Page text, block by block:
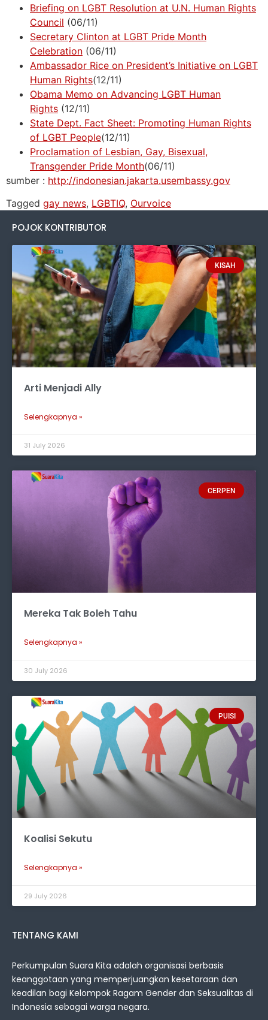
Briefing on LGBT Resolution at U.N. Human Rights
Council (06/11)
Secretary Clinton at LGBT Pride Month
Celebration (06/11)
Ambassador Rice on President’s Initiative on LGBT
Human Rights(12/11)
Obama Memo on Advancing LGBT Human
Rights (12/11)
State Dept. Fact Sheet: Promoting Human Rights
of LGBT People(12/11)
Proclamation of Lesbian, Gay, Bisexual,
Transgender Pride Month(06/11)
sumber : http://indonesian.jakarta.usembassy.gov
Tagged gay news, LGBTIQ, Ourvoice
POJOK KONTRIBUTOR
KISAH
Arti Menjadi Ally
Selengkapnya »
31 July 2026
CERPEN
Mereka Tak Boleh Tahu
Selengkapnya »
30 July 2026
PUISI
Koalisi Sekutu
Selengkapnya »
29 July 2026
TENTANG KAMI
Perkumpulan Suara Kita adalah organisasi berbasis
keanggotaan yang memperjuangkan kesetaraan dan
keadilan bagi Kelompok Ragam Gender dan Seksualitas di
Indonesia sebagai warga negara.